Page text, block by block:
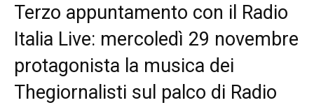
Terzo appuntamento con il Radio
Italia Live: mercoledì 29 novembre
protagonista la musica dei
Thegiornalisti sul palco di Radio